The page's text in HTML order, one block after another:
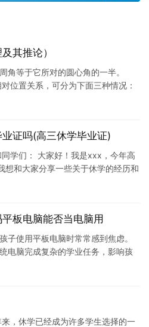
其推论）
角等于它所对的圆心角的一半。
位置关系，可分为下面三种情况：
证吗(高三休学毕业证)
学们： 大家好！我是xxx，今年高
和大家分享一些关于休学的经历和
板电脑能否当电脑用
子使用平板电脑时常常感到焦虑。
电脑完成复杂的学业任务，影响孩
，休学已经成为许多学生选择的一